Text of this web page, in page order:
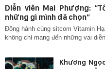
Diễn viên Mai Phượng:
những gì mình đã chọn”
Đồng hành cùng sitcom Vitamin
không chỉ mang đến những vai
Khương